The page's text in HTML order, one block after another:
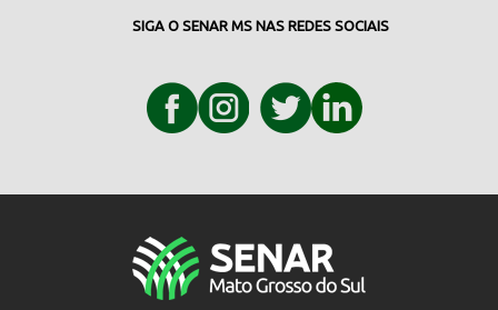
SIGA O SENAR MS NAS REDES SOCIAIS